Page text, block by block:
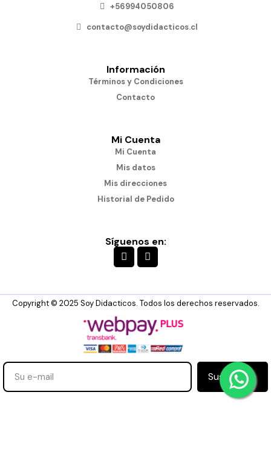
+56994050806
contacto@soydidacticos.cl
Información
Términos y Condiciones
Contacto
Mi Cuenta
Mi Cuenta
Mis datos
Mis direcciones
Historial de Pedido
Síguenos en:
Copyright © 2025 Soy Didacticos. Todos los derechos reservados.
Suscribirse